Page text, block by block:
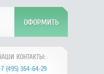
КОНТАКТЫ:
(495) 364-64-29